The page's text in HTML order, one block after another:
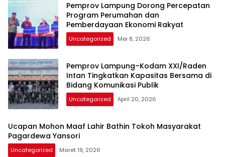
Pemprov Lampung Dorong Percepatan
Program Perumahan dan
Pemberdayaan Ekonomi Rakyat
Uncategorized Mei 8, 2026
Pemprov Lampung–Kodam XXI/Raden
Intan Tingkatkan Kapasitas Bersama di
Bidang Komunikasi Publik
Uncategorized April 20, 2026
Ucapan Mohon Maaf Lahir Bathin Tokoh Masyarakat
Pagardewa Yansori
Uncategorized Maret 19, 2026